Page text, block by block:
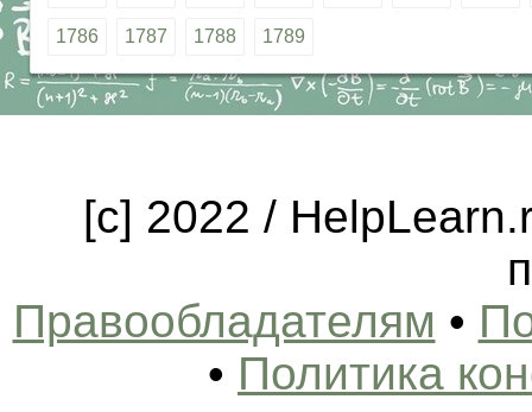
1786 1787 1788 1789
[c] 2022 /
Правообладателям •
• Политика